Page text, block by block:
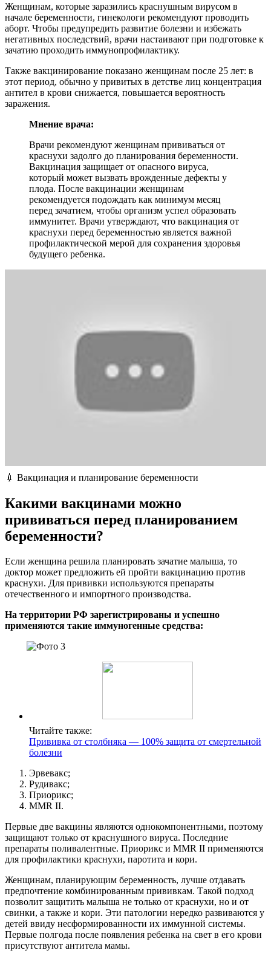
Женщинам, которые заразились краснушным вирусом в
начале беременности, гинекологи рекомендуют проводить
аборт. Чтобы предупредить развитие болезни и избежать
негативных последствий, врачи настаивают при подготовке к
зачатию проходить иммунопрофилактику.
Также вакцинирование показано женщинам после 25 лет: в
этот период, обычно у привитых в детстве лиц концентрация
антител в крови снижается, повышается вероятность
заражения.
Мнение врача:
Врачи рекомендуют женщинам прививаться от
краснухи задолго до планирования беременности.
Вакцинация защищает от опасного вируса,
который может вызвать врожденные дефекты у
плода. После вакцинации женщинам
рекомендуется подождать как минимум месяц
перед зачатием, чтобы организм успел образовать
иммунитет. Врачи утверждают, что вакцинация от
краснухи перед беременностью является важной
профилактической мерой для сохранения здоровья
будущего ребенка.
💉 Вакцинация и планирование беременности
Какими вакцинами можно
прививаться перед планированием
беременности?
Если женщина решила планировать зачатие малыша, то
доктор может предложить ей пройти вакцинацию против
краснухи. Для прививки используются препараты
отечественного и импортного производства.
На территории РФ зарегистрированы и успешно
применяются такие иммуногенные средства:
Читайте также:
Прививка от столбняка — 100% защита от смертельной
болезни
Эрвевакс;
Рудивакс;
Приорикс;
MMR II.
Первые две вакцины являются однокомпонентными, поэтому
защищают только от краснушного вируса. Последние
препараты поливалентные. Приорикс и MMR II применяются
для профилактики краснухи, паротита и кори.
Женщинам, планирующим беременность, лучше отдавать
предпочтение комбинированным прививкам. Такой подход
позволит защитить малыша не только от краснухи, но и от
свинки, а также и кори. Эти патологии нередко развиваются у
детей ввиду несформированности их иммунной системы.
Первые полгода после появления ребенка на свет в его крови
присутствуют антитела мамы.